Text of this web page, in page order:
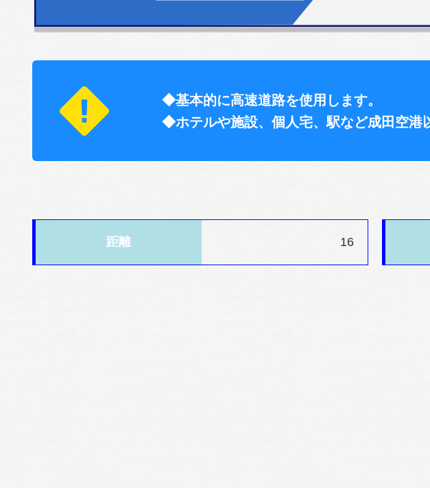
◆基本的に高速道路を使用します。
◆ホテルや施設、個人宅、駅など成田空港
距離 16